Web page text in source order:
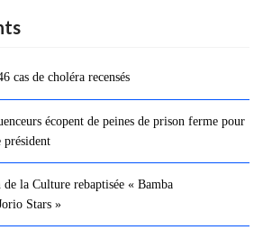
cas de choléra recensés
écopent de peines de prison ferme pour
président
la Culture rebaptisée « Bamba
Stars »